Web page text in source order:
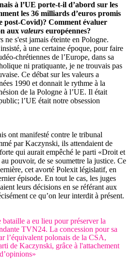
à l’UE porte-t-il d’abord sur les
les 36 milliards d’euros promis
post-Covid)? Comment évaluer
aux valeurs européennes?
ne s'est jamais éteinte en Pologne.
à une certaine époque, pour faire
chrétiennes de l’Europe, dans sa
ni pratiquante, je ne trouvais pas
Ce débat sur les valeurs a
1990 et donnait le rythme à la
de la Pologne à l’UE. Il était
l’UE était notre obsession
ont manifesté contre le tribunal
par Kaczynski, ils attendaient de
qui aurait empêché le parti «Droit et
pouvoir, de se soumettre la justice. Ce
cet avorté Polexit législatif, en
épisode. En tout le cas, les juges
leurs décisions en se référant aux
ce qu’on leur interdit à présent.
a eu lieu pour préserver la
TVN24. La concession pour sa
l’équivalent polonais de la CSA,
de Kaczynski, grâce à l'attachement